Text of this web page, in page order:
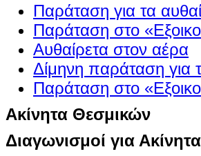
Παράταση για τα
Παράταση στο
Αυθαίρετα στον αέρα
Δίμηνη παράταση για
Παράταση στο
Ακίνητα Θεσμικών
Διαγωνισμοί για Ακίνητα